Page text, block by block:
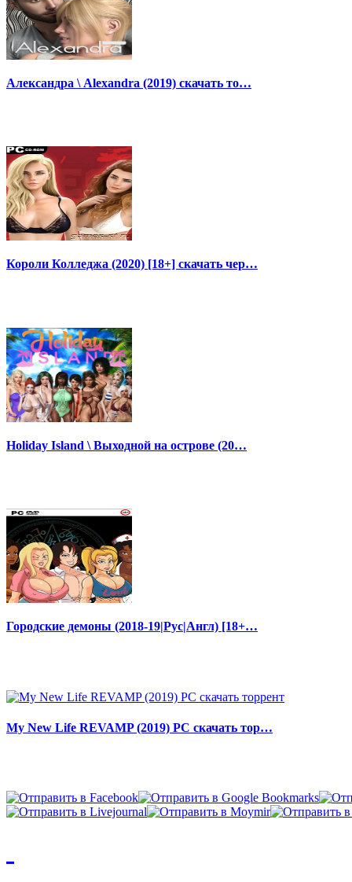
Александра \ Alexandra (2019) скачать то…
Короли Колледжа (2020) [18+] скачать чер…
Holiday Island \ Выходной на острове (20…
Городские демоны (2018-19|Рус|Англ) [18+…
My New Life REVAMP (2019) PC скачать тор…